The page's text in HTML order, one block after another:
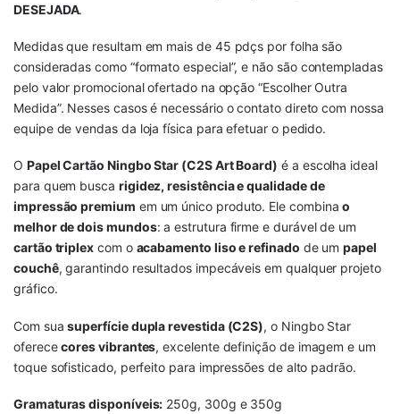
DESEJADA.
Medidas que resultam em mais de 45 pdçs por folha são
consideradas como “formato especial”, e não são contempladas
pelo valor promocional ofertado na opção “Escolher Outra
Medida”. Nesses casos é necessário o contato direto com nossa
equipe de vendas da loja física para efetuar o pedido.
O Papel Cartão Ningbo Star (C2S Art Board) é a escolha ideal
para quem busca rigidez, resistência e qualidade de
impressão premium em um único produto. Ele combinao
melhor de dois mundos: a estrutura firme e durável de um
cartão triplex com o acabamento liso e refinado de umpapel
couchê, garantindo resultados impecáveis em qualquer projeto
gráfico.
Com suasuperfície dupla revestida (C2S), o Ningbo Star
oferececores vibrantes, excelente definição de imagem e um
toque sofisticado, perfeito para impressões de alto padrão.
Gramaturas disponíveis: 250g, 300g e 350g